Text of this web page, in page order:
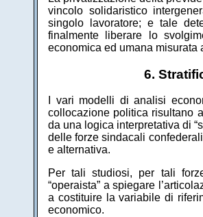
vincolo solidaristico
singolo lavoratore; e tale
finalmente liberare lo
economica ed umana misurata
6.
I vari modelli di analisi
collocazione politica risultano
da una logica interpretativa di
delle forze sindacali
e alternativa.
Per tali studiosi, per tali
“operaista” a spiegare
a costituire la variabile di
economico.